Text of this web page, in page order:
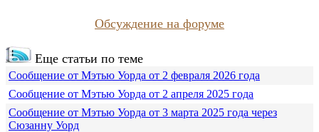
Обсуждение на форуме
Еще статьи по теме
Сообщение от Мэтью Уорда от 2 февраля 2026 года
Сообщение от Мэтью Уорда от 2 апреля 2025 года
Сообщение от Мэтью Уорда от 3 марта 2025 года через
Сюзанну Уорд